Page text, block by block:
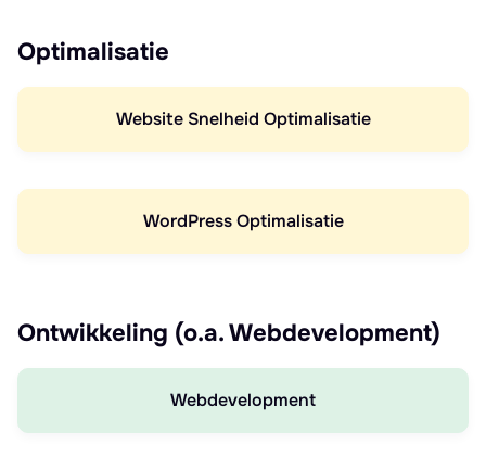
Optimalisatie
Website Snelheid Optimalisatie
WordPress Optimalisatie
Ontwikkeling (o.a. Webdevelopment)
Webdevelopment